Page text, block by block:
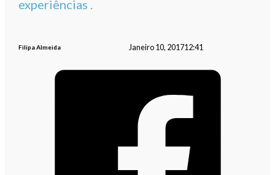
experiências .
Filipa Almeida Janeiro 10, 201712:41